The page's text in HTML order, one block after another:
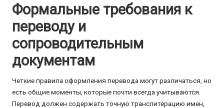
Формальные требования к
переводу и
сопроводительным
документам
Четкие правила оформления перевода могут различаться, но
есть общие моменты, которые почти всегда учитываются.
Перевод должен содержать точную транслитерацию имен,